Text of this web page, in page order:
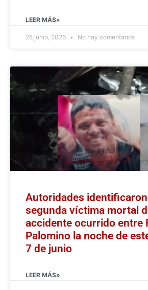
LEER MÁS»
28 junio, 2026 No hay comentarios
Autoridades
segunda víctima mortal
accidente ocurrido entre
Palomino la noche de
7 de junio
LEER MÁS»